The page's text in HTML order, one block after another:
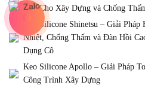
Hảo Cho Xây Dựng và Chống
Keo Silicone Shinetsu – Giải Pháp
Nhiệt, Chống Thấm và Đàn Hồi
Dụng Cô
Keo Silicone Apollo – Giải Pháp
Công Trình Xây Dựng